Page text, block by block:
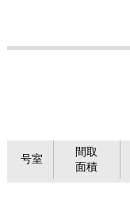
号室
間取
面積